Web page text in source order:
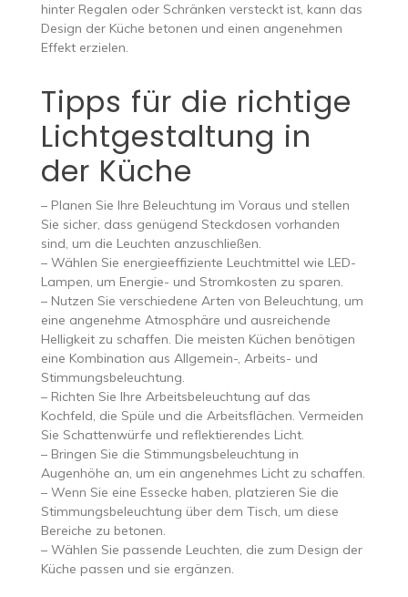
hinter Regalen oder Schränken versteckt ist, kann das
Design der Küche betonen und einen angenehmen
Effekt erzielen.
Tipps für die richtige
Lichtgestaltung in
der Küche
– Planen Sie Ihre Beleuchtung im Voraus und stellen
Sie sicher, dass genügend Steckdosen vorhanden
sind, um die Leuchten anzuschließen.
– Wählen Sie energieeffiziente Leuchtmittel wie LED-
Lampen, um Energie- und Stromkosten zu sparen.
– Nutzen Sie verschiedene Arten von Beleuchtung, um
eine angenehme Atmosphäre und ausreichende
Helligkeit zu schaffen. Die meisten Küchen benötigen
eine Kombination aus Allgemein-, Arbeits- und
Stimmungsbeleuchtung.
– Richten Sie Ihre Arbeitsbeleuchtung auf das
Kochfeld, die Spüle und die Arbeitsflächen. Vermeiden
Sie Schattenwürfe und reflektierendes Licht.
– Bringen Sie die Stimmungsbeleuchtung in
Augenhöhe an, um ein angenehmes Licht zu schaffen.
– Wenn Sie eine Essecke haben, platzieren Sie die
Stimmungsbeleuchtung über dem Tisch, um diese
Bereiche zu betonen.
– Wählen Sie passende Leuchten, die zum Design der
Küche passen und sie ergänzen.